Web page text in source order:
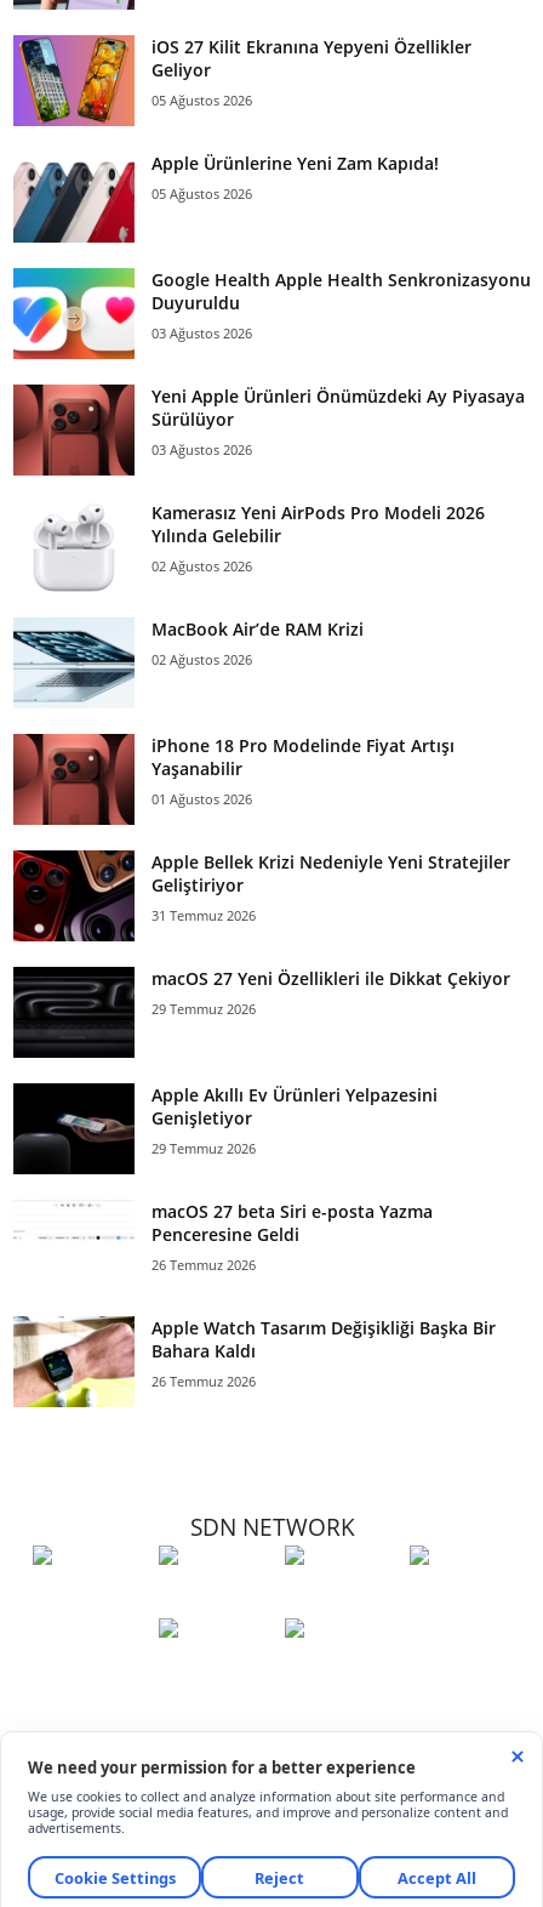
iOS 27 Kilit Ekranına Yepyeni Özellikler
Geliyor
05 Ağustos 2026
Apple Ürünlerine Yeni Zam Kapıda!
05 Ağustos 2026
Google Health Apple Health Senkronizasyonu
Duyuruldu
03 Ağustos 2026
Yeni Apple Ürünleri Önümüzdeki Ay Piyasaya
Sürülüyor
03 Ağustos 2026
Kamerasız Yeni AirPods Pro Modeli 2026
Yılında Gelebilir
02 Ağustos 2026
MacBook Air’de RAM Krizi
02 Ağustos 2026
iPhone 18 Pro Modelinde Fiyat Artışı
Yaşanabilir
01 Ağustos 2026
Apple Bellek Krizi Nedeniyle Yeni Stratejiler
Geliştiriyor
31 Temmuz 2026
macOS 27 Yeni Özellikleri ile Dikkat Çekiyor
29 Temmuz 2026
Apple Akıllı Ev Ürünleri Yelpazesini
Genişletiyor
29 Temmuz 2026
macOS 27 beta Siri e-posta Yazma
Penceresine Geldi
26 Temmuz 2026
Apple Watch Tasarım Değişikliği Başka Bir
Bahara Kaldı
26 Temmuz 2026
SDN NETWORK
© ShiftDelete.Net